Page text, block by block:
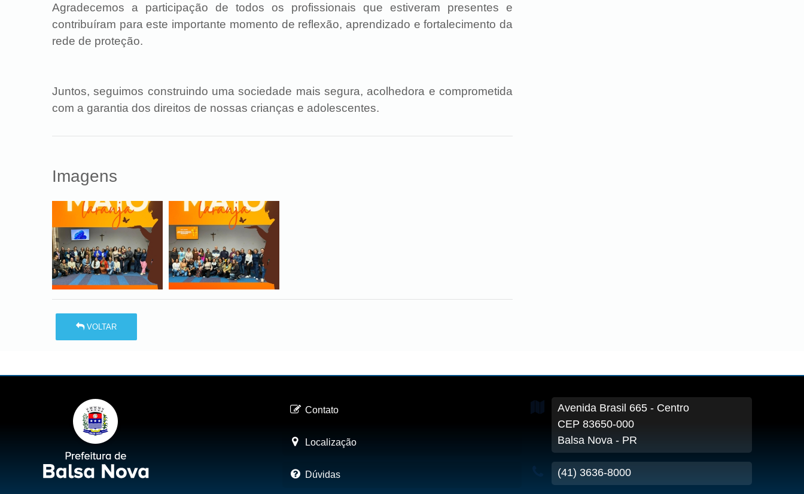
Agradecemos a participação de todos os profissionais que estiveram presentes e
contribuíram para este importante momento de reflexão, aprendizado e fortalecimento da
rede de proteção.
Juntos, seguimos construindo uma sociedade mais segura, acolhedora e comprometida
com a garantia dos direitos de nossas crianças e adolescentes.
Imagens
VOLTAR
Contato
Localização
Dúvidas
Avenida Brasil 665 - Centro
CEP 83650-000
Balsa Nova - PR
(41) 3636-8000